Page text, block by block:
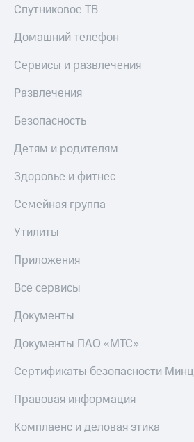
Спутниковое ТВ
Домашний телефон
Сервисы и развлечения
Развлечения
Безопасность
Детям и родителям
Здоровье и фитнес
Семейная группа
Утилиты
Приложения
Все сервисы
Документы
Документы ПАО «МТС»
Сертификаты безопасности
Правовая информация
Комплаенс и деловая этика